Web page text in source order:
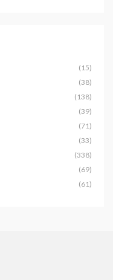
(15)
(38)
(138)
(39)
(71)
(33)
(338)
(69)
(61)